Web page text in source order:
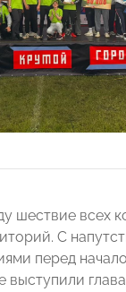
шествие всех
С
перед